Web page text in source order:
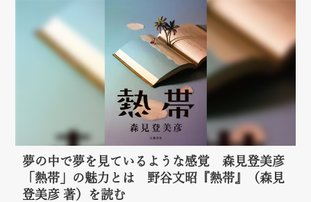
夢の中で夢を見ているような感覚 森見登美彦
「熱帯」の魅力とは 野谷文昭『熱帯』（森見
登美彦 著）を読む